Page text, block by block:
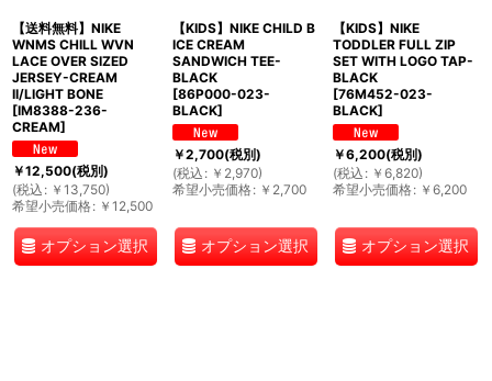
【送料無料】NIKE
WNMS CHILL WVN
LACE OVER SIZED
JERSEY-CREAM
II/LIGHT BONE
[IM8388-236-
CREAM]
￥12,500(税別)
(税込 : ￥ 13,750)
希望小売価格: ￥ 12,500
オプション選択
【KIDS】NIKE CHILD B
ICE CREAM
SANDWICH TEE-
BLACK
[86P000-023-
BLACK]
￥2,700(税別)
(税込 : ￥ 2,970)
希望小売価格: ￥ 2,700
オプション選択
【KIDS】NIKE
TODDLER FULL ZIP
SET WITH LOGO TAP-
BLACK
[76M452-023-
BLACK]
￥6,200(税別)
(税込 : ￥ 6,820)
希望小売価格: ￥ 6,200
オプション選択